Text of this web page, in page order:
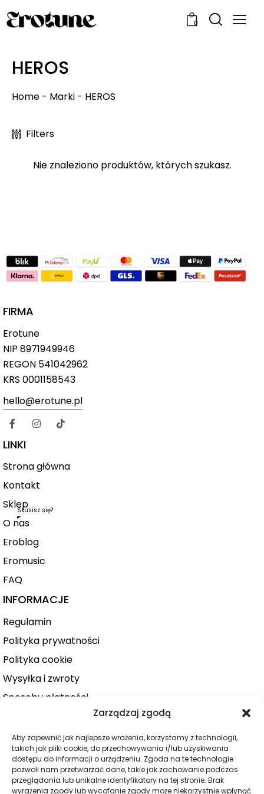
Zarządzaj zgodą
Aby zapewnić jak najlepsze wrażenia, korzystamy z technologii,
takich jak pliki cookie, do przechowywania i/lub uzyskiwania
dostępu do informacji o urządzeniu. Zgoda na te technologie
pozwoli nam przetwarzać dane, takie jak zachowanie podczas
przeglądania lub unikalne identyfikatory na tej stronie. Brak
wyrażenia zgody lub wycofanie zgody może niekorzystnie wpłynąć
0
HEROS
Home - Marki - HEROS
Filters
Nie znaleziono produktów, których szukasz.
FIRMA
Erotune
NIP 8971949946
REGON 541042962
KRS 0001158543
hello@erotune.pl
LINKI
Strona główna
Kontakt
Sklep
O nas
Skusisz się?
Eroblog
Eromusic
FAQ
INFORMACJE
Regulamin
Polityka prywatności
Polityka cookie
Wysyłka i zwroty
Sposoby płatności
Zamówienie
KATEGORIE
Dla niej